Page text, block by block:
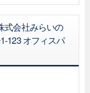
式会社みらいの
123 オフィスパ